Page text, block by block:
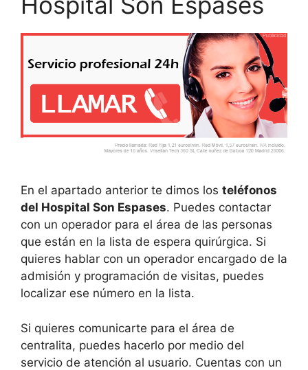
En el apartado anterior te dimos los teléfonos
del Hospital Son Espases. Puedes contactar
con un operador para el área de las personas
que están en la lista de espera quirúrgica. Si
quieres hablar con un operador encargado de la
admisión y programación de visitas, puedes
localizar ese número en la lista.
Si quieres comunicarte para el área de
centralita, puedes hacerlo por medio del
servicio de atención al usuario. Cuentas con un